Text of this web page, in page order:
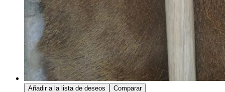
Añadir a la lista de deseos Comparar